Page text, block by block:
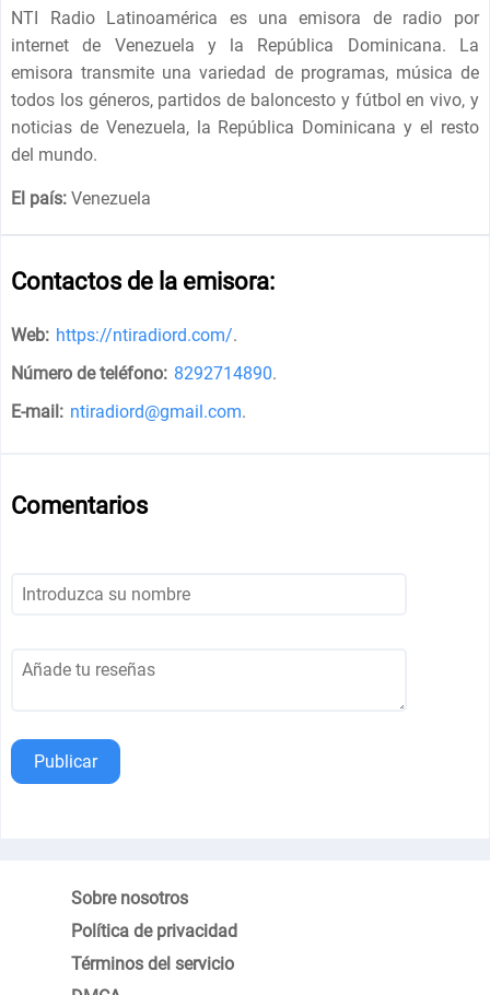
NTI Radio Latinoamérica es una emisora ​​de radio por
internet de Venezuela y la República Dominicana. La
emisora ​​transmite una variedad de programas, música de
todos los géneros, partidos de baloncesto y fútbol en vivo, y
noticias de Venezuela, la República Dominicana y el resto
del mundo.
El país: Venezuela
Contactos de la emisora:
Web: https://ntiradiord.com/.
Número de teléfono: 8292714890.
E-mail: ntiradiord@gmail.com.
Comentarios
Publicar
Sobre nosotros
Política de privacidad
Términos del servicio